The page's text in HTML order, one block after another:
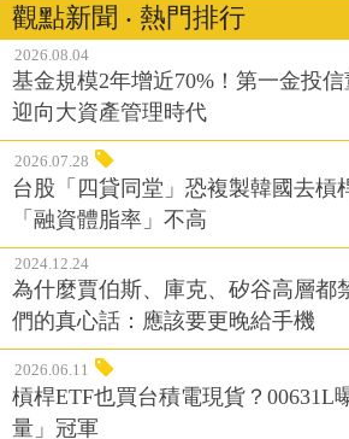
觀點新聞 ‧ 熱門排行
2026.08.04
基金規模2年增近70%！第一金投
迎向大資產管理時代
2026.07.28
台股「四貸同堂」恐複製韓國去槓
「融資體脂率」不高
2024.12.24
為什麼賈伯斯、庫克、矽谷高層都
們的真心話：應該要更晚給手機
2026.06.11
槓桿ETF也買台積電現貨？00631L
量」冠軍